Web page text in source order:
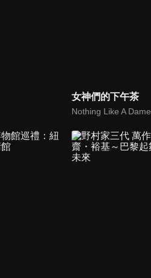
女神們的下午茶
Nothing Like A Dame